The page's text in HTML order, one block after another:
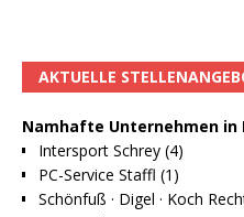
AKTUELLE
Namhafte Unternehmen in
Intersport Schrey (4)
PC-Service Staffl (1)
Schönfuß · Digel · Koch